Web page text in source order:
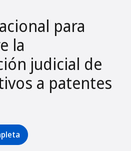
para
la
judicial de
a patentes